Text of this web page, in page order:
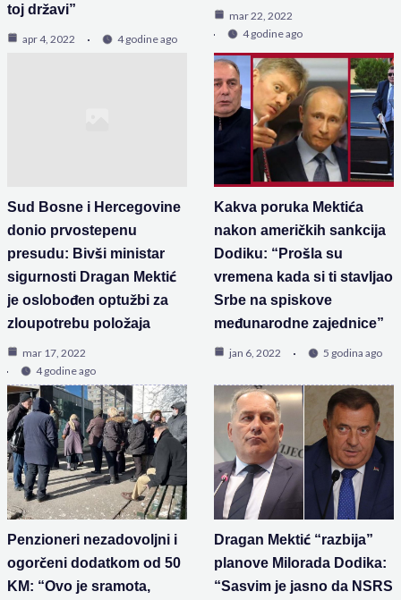
toj državi”
apr 4, 2022 4 godine ago
mar 22, 2022
4 godine ago
Sud Bosne i Hercegovine
donio prvostepenu
presudu: Bivši ministar
sigurnosti Dragan Mektić
je oslobođen optužbi za
zloupotrebu položaja
mar 17, 2022
4 godine ago
Kakva poruka Mektića
nakon američkih sankcija
Dodiku: “Prošla su
vremena kada si ti stavljao
Srbe na spiskove
međunarodne zajednice”
jan 6, 2022 5 godina ago
Penzioneri nezadovoljni i
ogorčeni dodatkom od 50
KM: “Ovo je sramota,
Dragan Mektić “razbija”
planove Milorada Dodika:
“Sasvim je jasno da NSRS